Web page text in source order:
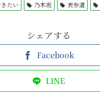
たい 乃木坂 表参道
シェアする
Facebook
LINE